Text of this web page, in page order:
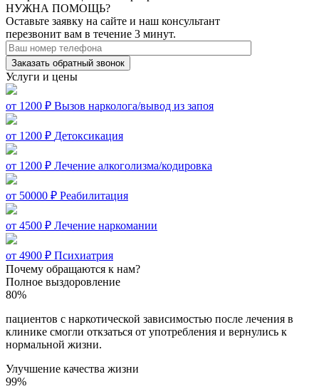
НУЖНА ПОМОЩЬ?
Оставьте заявку на сайте и наш консультант
перезвонит вам в течение 3 минут.
Заказать обратный звонок
Услуги и цены
от 1200 ₽ Вызов нарколога/вывод из запоя
от 1200 ₽ Детоксикация
от 1200 ₽ Лечение алкоголизма/кодировка
от 50000 ₽ Реабилитация
от 4500 ₽ Лечение наркомании
от 4900 ₽ Психиатрия
Почему обращаются к нам?
Полное выздоровление
80%
пациентов с наркотической зависимостью после лечения в
клинике смогли откзаться от употребления и вернулись к
нормальной жизни.
Улучшение качества жизни
99%